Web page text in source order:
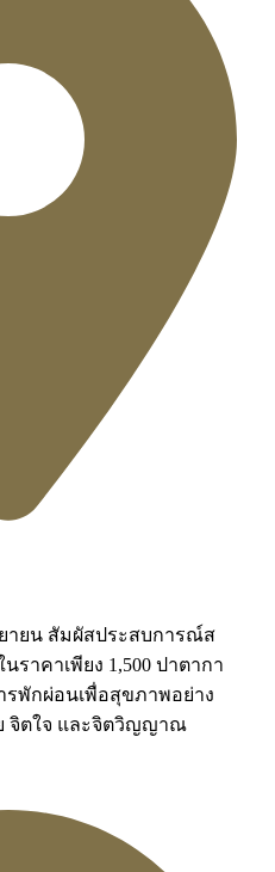
ายน สัมผัสประสบการณ์ส
ราคาเพียง 1,500 ปาตากา
รพักผ่อนเพื่อสุขภาพอย่าง
จิตใจ และจิตวิญญาณ